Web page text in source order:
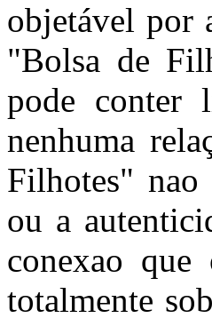
objetável por
"Bolsa de
pode conter
nenhuma
Filhotes" nao
ou a
conexao
totalmente